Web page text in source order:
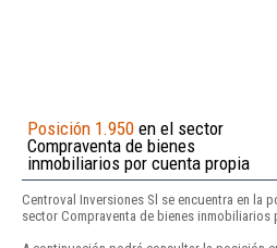
Posición 1.950 en el sector
Compraventa de bienes
inmobiliarios por cuenta propia
Centroval Inversiones Sl se encuentra en la
sector Compraventa de bienes inmobiliarios